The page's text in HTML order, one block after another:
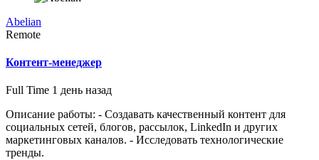
Abelian
Remote
Контент-менеджер
Full Time 1 день назад
Описание работы: - Создавать качественный контент для
социальных сетей, блогов, рассылок, LinkedIn и других
маркетинговых каналов. - Исследовать технологические
тренды.